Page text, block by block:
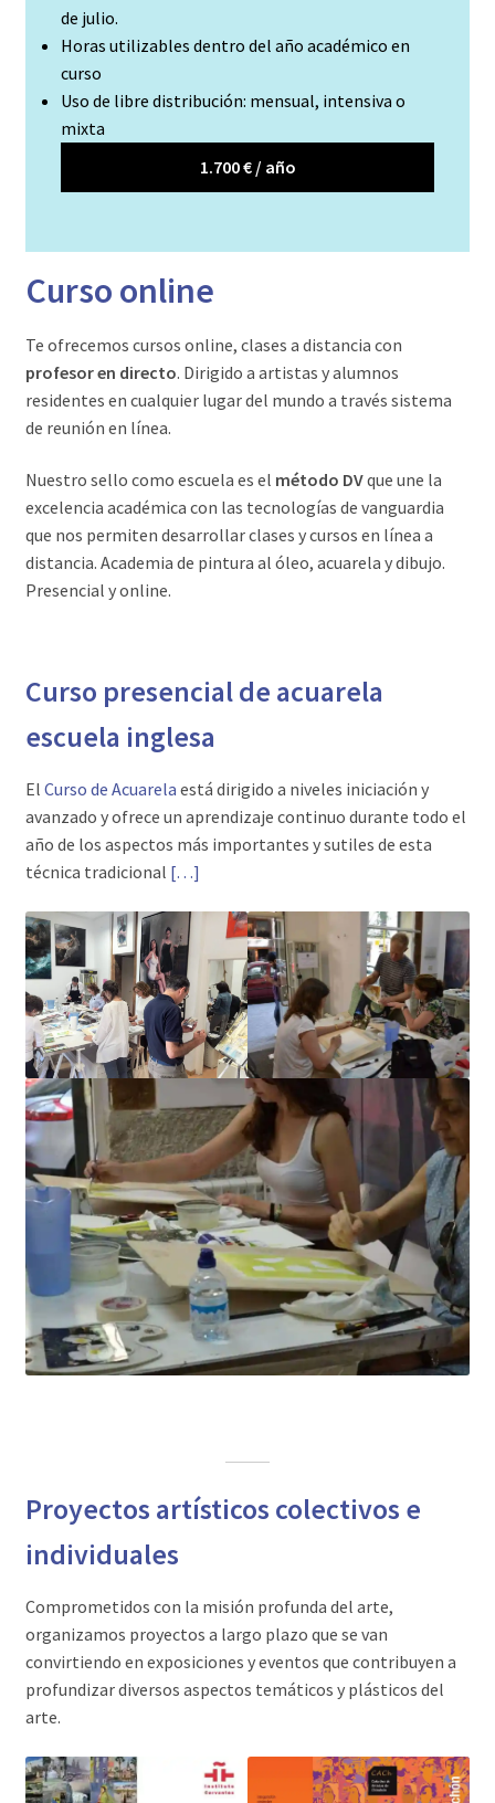
de julio.
Horas utilizables dentro del año académico en
curso
Uso de libre distribución: mensual, intensiva o
mixta
1.700 € / año
Curso online
Te ofrecemos cursos online, clases a distancia con
profesor en directo. Dirigido a artistas y alumnos
residentes en cualquier lugar del mundo a través sistema
de reunión en línea.
Nuestro sello como escuela es el método DVque une la
excelencia académica con las tecnologías de vanguardia
que nos permiten desarrollar clases y cursos en línea a
distancia. Academia de pintura al óleo, acuarela y dibujo.
Presencial y online.
Curso presencial de acuarela
escuela inglesa
El Curso de Acuarela está dirigido a niveles iniciación y
avanzado y ofrece un aprendizaje continuo durante todo el
año de los aspectos más importantes y sutiles de esta
técnica tradicional […]
Proyectos artísticos colectivos e
individuales
Comprometidos con la misión profunda del arte,
organizamos proyectos a largo plazo que se van
convirtiendo en exposiciones y eventos que contribuyen a
profundizar diversos aspectos temáticos y plásticos del
arte.